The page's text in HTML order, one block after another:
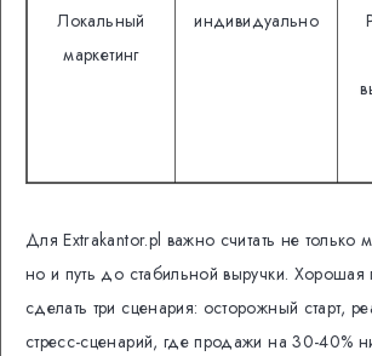
Локальный
маркетинг
индивидуально
Для Extrakantor.pl важно считать не только
но и путь до стабильной выручки.
сделать три сценария: осторожный старт,
стресс-сценарий, где продажи на 30-40%